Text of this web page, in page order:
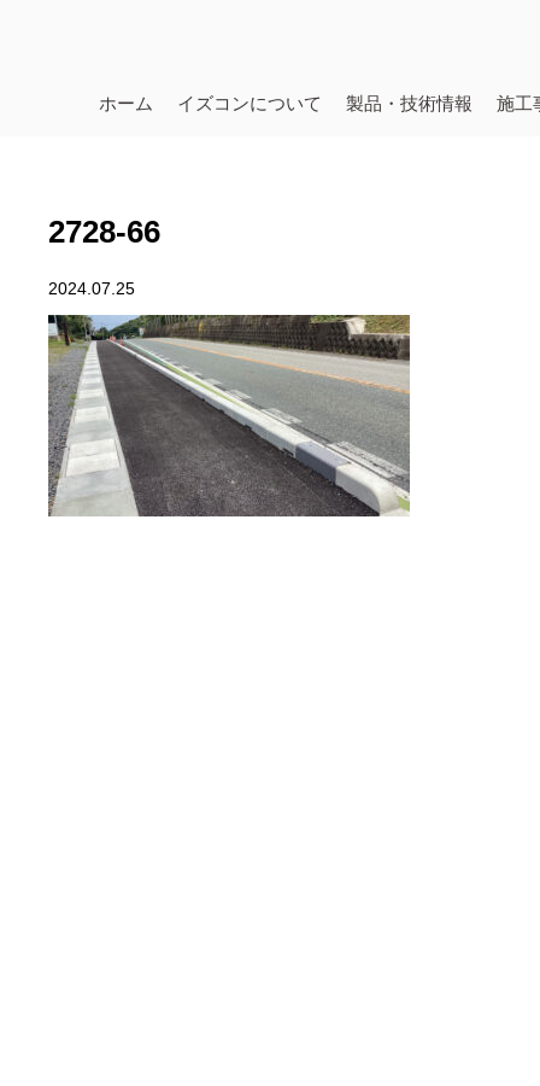
ホーム イズコンについて 製品・技術情報 施工
2728-66
2024.07.25